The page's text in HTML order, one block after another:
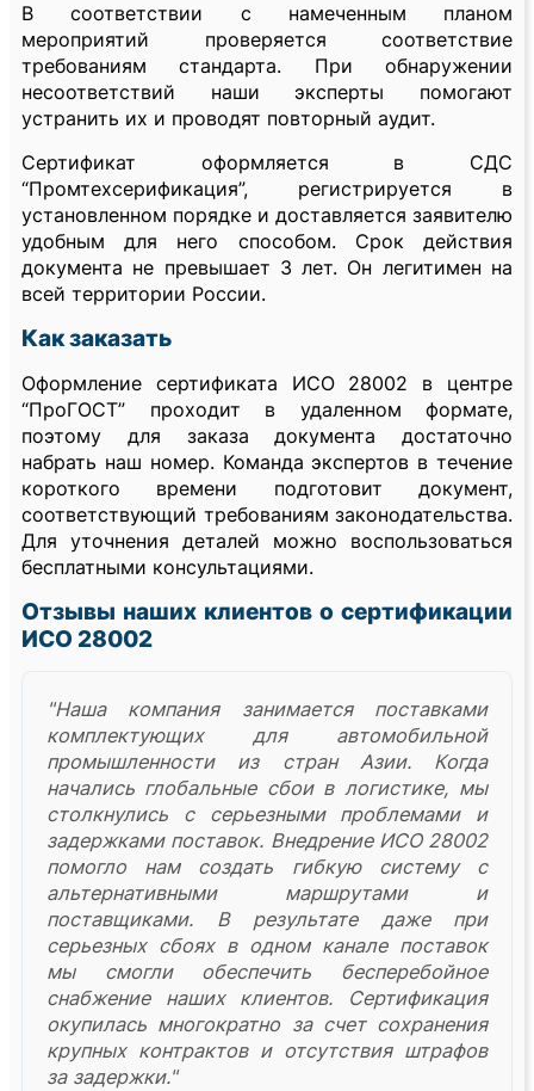
В соответствии с намеченным планом
мероприятий проверяется соответствие
требованиям стандарта. При обнаружении
несоответствий наши эксперты помогают
устранить их и проводят повторный аудит.
Сертификат оформляется в СДС
“Промтехсерификация”, регистрируется в
установленном порядке и доставляется заявителю
удобным для него способом. Срок действия
документа не превышает 3 лет. Он легитимен на
всей территории России.
Как заказать
Оформление сертификата ИСО 28002 в центре
“ПроГОСТ” проходит в удаленном формате,
поэтому для заказа документа достаточно
набрать наш номер. Команда экспертов в течение
короткого времени подготовит документ,
соответствующий требованиям законодательства.
Для уточнения деталей можно воспользоваться
бесплатными консультациями.
Отзывы наших клиентов о сертификации
ИСО 28002
"Наша компания занимается поставками
комплектующих для автомобильной
промышленности из стран Азии. Когда
начались глобальные сбои в логистике, мы
столкнулись с серьезными проблемами и
задержками поставок. Внедрение ИСО 28002
помогло нам создать гибкую систему с
альтернативными маршрутами и
поставщиками. В результате даже при
серьезных сбоях в одном канале поставок
мы смогли обеспечить бесперебойное
снабжение наших клиентов. Сертификация
окупилась многократно за счет сохранения
крупных контрактов и отсутствия штрафов
за задержки."